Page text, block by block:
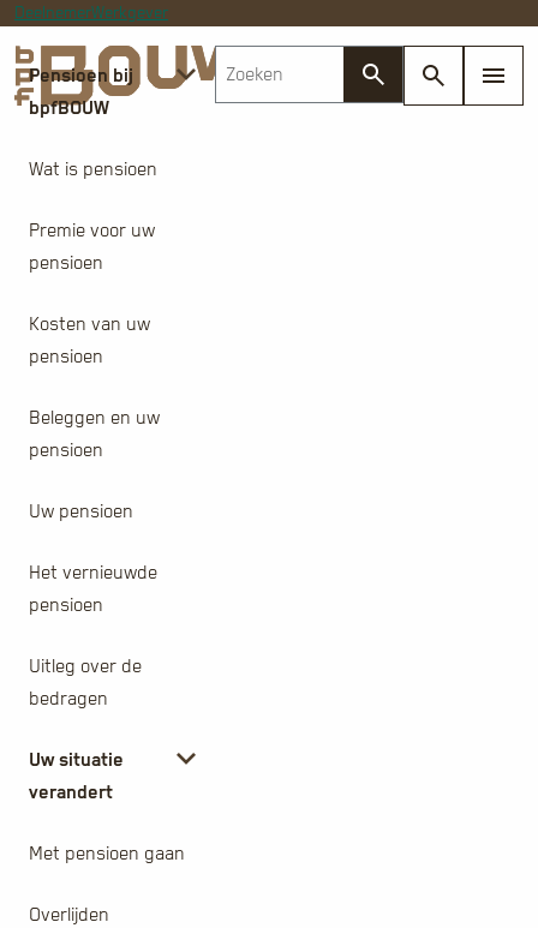
DeelnemerWerkgever
Pensioen bij
bpfBOUW
Wat is pensioen
Premie voor uw
pensioen
Kosten van uw
pensioen
Beleggen en uw
pensioen
Uw pensioen
Het vernieuwde
pensioen
Uitleg over de
bedragen
Uw situatie
verandert
Met pensioen gaan
Overlijden